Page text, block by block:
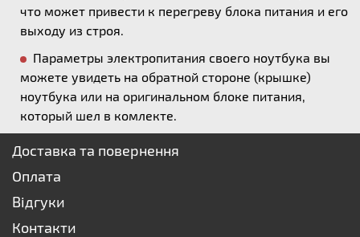
что может привести к перегреву блока питания и его
выходу из строя.
Параметры электропитания своего ноутбука вы
можете увидеть на обратной стороне (крышке)
ноутбука или на оригинальном блоке питания,
который шел в комлекте.
Доставка та повернення
Оплата
Відгуки
Контакти